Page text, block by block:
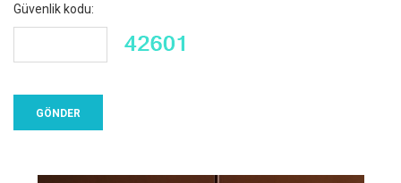
Güvenlik kodu: